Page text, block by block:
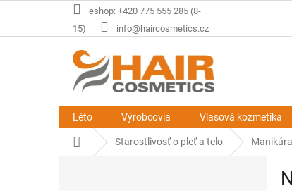
eshop: +420 775 555 285 (8-
15)
info@haircosmetics.cz
Léto Výrobcovia Vlasová kozmetika
DomovStarostlivosť o pleť a telo Manikúra